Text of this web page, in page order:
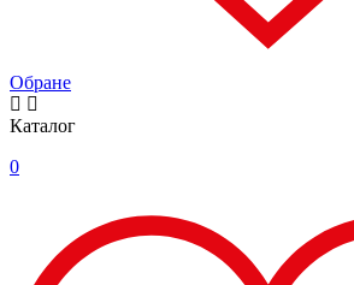
Обране
Каталог
0